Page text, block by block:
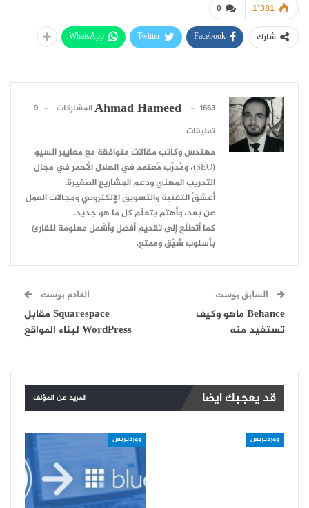
0 1٬381
شارك Facebook
Twitter
WhatsApp
Ahmad Hameed 1663 المشاركات
9
تعليقات
مهندس وكاتب مقالات متوافقة مع معايير السيو
(SEO)، ومُدرِّب مُعتمد في الهلال الأحمر في مجال
التدريب المهني ودعم المشاريع الصغيرة.
أعشقُ التقنية والتسويق الإلكتروني ومجالات العمل
عن بعد، وأهتم بتعلّم كل ما هو جديد.
كما أتطلّع إلى تقديم أفضل وأشمل معلومة للقارئ
بأسلوب شيّق وممتع.
السابق بوست
Behance ماهو وكيف
تستفيد منه
القادم بوست
Squarespace مقابل
WordPress لبناء المواقع
قد يعجبك ايضا المزيد عن المؤلف
ووردبريس ووردبريس